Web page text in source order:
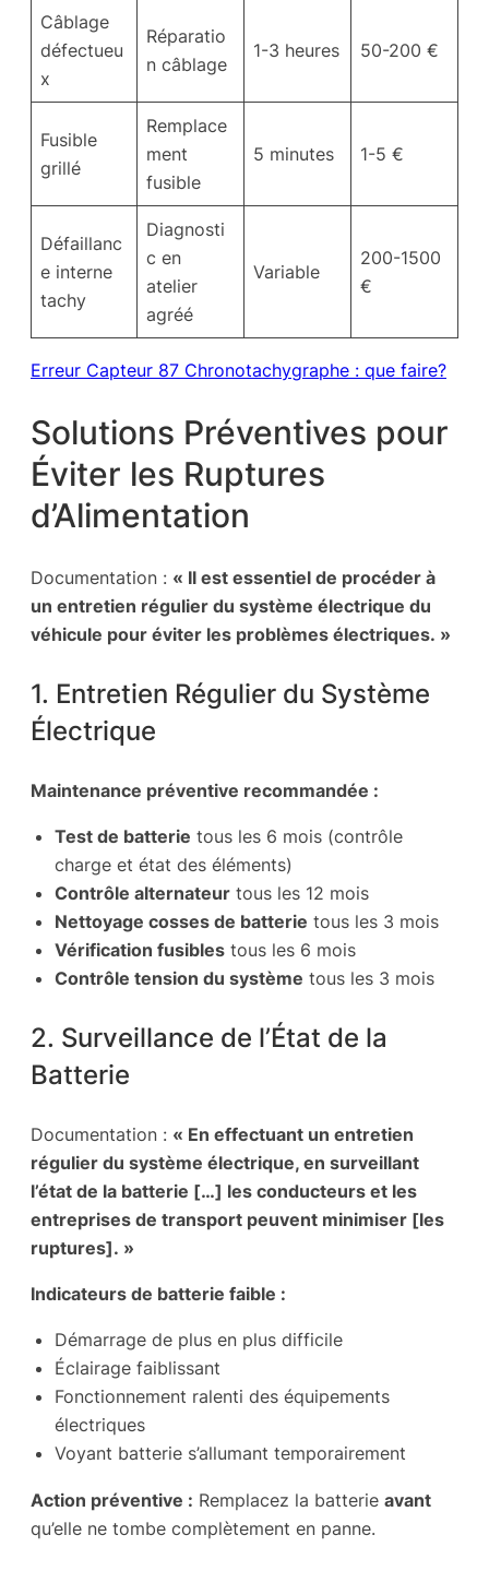
Câblage
défectueu
x
Réparatio
n câblage
1-3 heures 50-200 €
Fusible
grillé
Remplace
ment
fusible
5 minutes 1-5 €
Défaillanc
e interne
tachy
Diagnosti
c en
atelier
agréé
Variable
200-1500
€
Erreur Capteur 87 Chronotachygraphe : que faire?
Solutions Préventives pour
Éviter les Ruptures
d’Alimentation
Documentation : « Il est essentiel de procéder à
un entretien régulier du système électrique du
véhicule pour éviter les problèmes électriques. »
1. Entretien Régulier du Système
Électrique
Maintenance préventive recommandée :
Test de batterie tous les 6 mois (contrôle
charge et état des éléments)
Contrôle alternateur tous les 12 mois
Nettoyage cosses de batterie tous les 3 mois
Vérification fusibles tous les 6 mois
Contrôle tension du système tous les 3 mois
2. Surveillance de l’État de la
Batterie
Documentation : « En effectuant un entretien
régulier du système électrique, en surveillant
l’état de la batterie […] les conducteurs et les
entreprises de transport peuvent minimiser [les
ruptures]. »
Indicateurs de batterie faible :
Démarrage de plus en plus difficile
Éclairage faiblissant
Fonctionnement ralenti des équipements
électriques
Voyant batterie s’allumant temporairement
Action préventive : Remplacez la batterie avant
qu’elle ne tombe complètement en panne.